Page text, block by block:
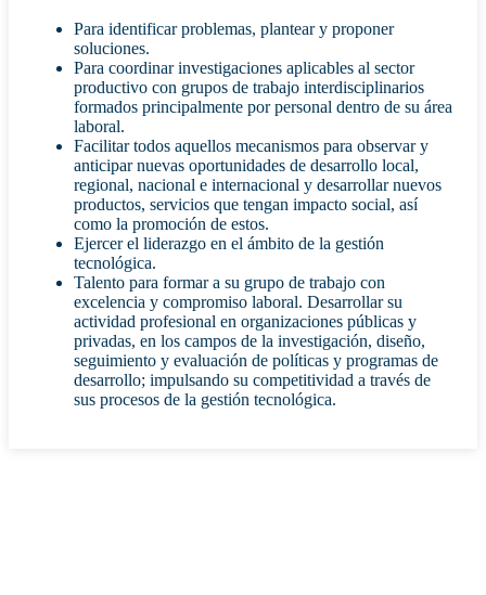
Para identificar problemas, plantear y proponer
soluciones.
Para coordinar investigaciones aplicables al sector
productivo con grupos de trabajo interdisciplinarios
formados principalmente por personal dentro de su área
laboral.
Facilitar todos aquellos mecanismos para observar y
anticipar nuevas oportunidades de desarrollo local,
regional, nacional e internacional y desarrollar nuevos
productos, servicios que tengan impacto social, así
como la promoción de estos.
Ejercer el liderazgo en el ámbito de la gestión
tecnológica.
Talento para formar a su grupo de trabajo con
excelencia y compromiso laboral. Desarrollar su
actividad profesional en organizaciones públicas y
privadas, en los campos de la investigación, diseño,
seguimiento y evaluación de políticas y programas de
desarrollo; impulsando su competitividad a través de
sus procesos de la gestión tecnológica.